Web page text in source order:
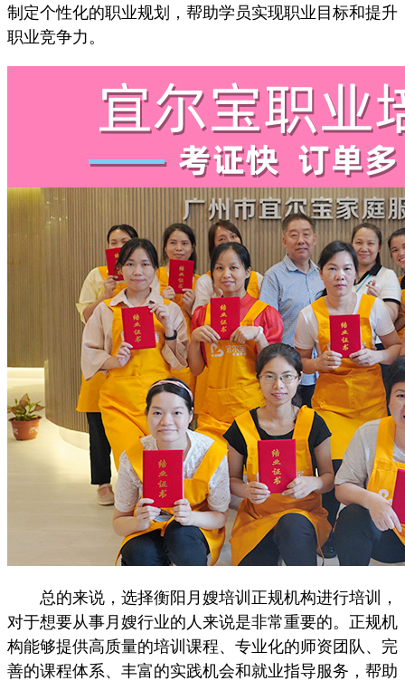
制定个性化的职业规划，帮助学员实现职业目标和提升
职业竞争力。
总的来说，选择衡阳月嫂培训正规机构进行培训，
对于想要从事月嫂行业的人来说是非常重要的。正规机
构能够提供高质量的培训课程、专业化的师资团队、完
善的课程体系、丰富的实践机会和就业指导服务，帮助